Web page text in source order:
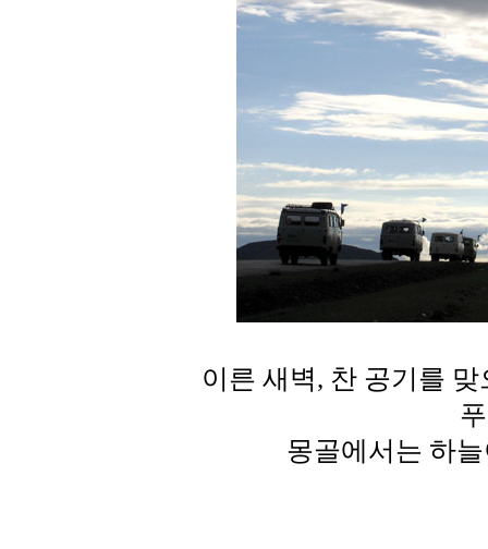
이른 새벽, 찬 공기를
몽골에서는 하